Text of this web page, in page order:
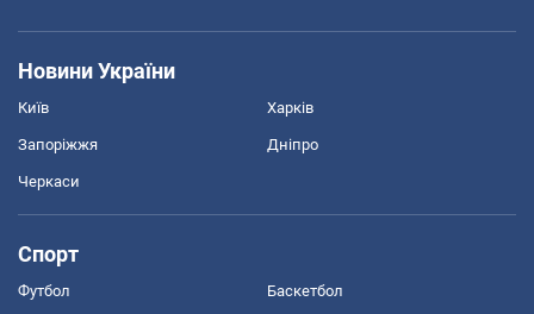
Новини України
Київ Харків
Запоріжжя Дніпро
Черкаси
Спорт
Футбол Баскетбол